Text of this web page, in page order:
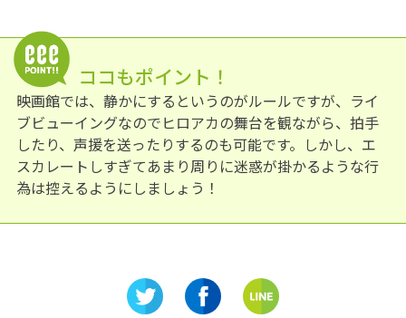
ココもポイント！
映画館では、静かにするというのがルールですが、ライ
ブビューイングなのでヒロアカの舞台を観ながら、拍手
したり、声援を送ったりするのも可能です。しかし、エ
スカレートしすぎてあまり周りに迷惑が掛かるような行
為は控えるようにしましょう！